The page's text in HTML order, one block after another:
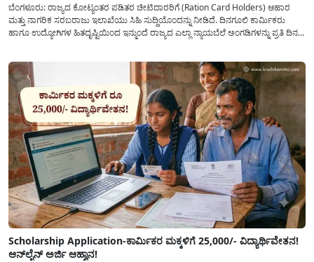
ಬೆಂಗಳೂರು: ರಾಜ್ಯದ ಕೋಟ್ಯಂತರ ಪಡಿತರ ಚೀಟಿದಾರರಿಗೆ (Ration Card Holders) ಆಹಾರ
ಮತ್ತು ನಾಗರಿಕ ಸರಬರಾಜು ಇಲಾಖೆಯು ಸಿಹಿ ಸುದ್ದಿಯೊಂದನ್ನು ನೀಡಿದೆ. ದಿನಗೂಲಿ ಕಾರ್ಮಿಕರು
ಹಾಗೂ ಉದ್ಯೋಗಿಗಳ ಹಿತದೃಷ್ಟಿಯಿಂದ ಇನ್ಮುಂದೆ ರಾಜ್ಯದ ಎಲ್ಲಾ ನ್ಯಾಯಬೆಲೆ ಅಂಗಡಿಗಳನ್ನು ಪ್ರತಿ ದಿನ
Scholarship Application-ಕಾರ್ಮಿಕರ ಮಕ್ಕಳಿಗೆ 25,000/- ವಿದ್ಯಾರ್ಥಿವೇತನ!
ಆನ್‍ಲೈನ್ ಅರ್ಜಿ ಆಹ್ವಾನ!